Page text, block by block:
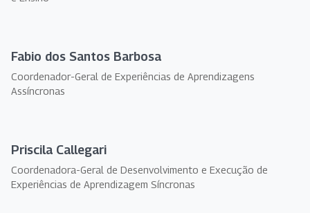
Fabio dos Santos Barbosa
Coordenador-Geral de Experiências de Aprendizagens
Assíncronas
Priscila Callegari
Coordenadora-Geral de Desenvolvimento e Execução de
Experiências de Aprendizagem Síncronas